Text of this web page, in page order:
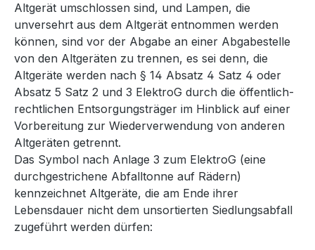
Altgerät umschlossen sind, und Lampen, die
unversehrt aus dem Altgerät entnommen werden
können, sind vor der Abgabe an einer Abgabestelle
von den Altgeräten zu trennen, es sei denn, die
Altgeräte werden nach § 14 Absatz 4 Satz 4 oder
Absatz 5 Satz 2 und 3 ElektroG durch die öffentlich-
rechtlichen Entsorgungsträger im Hinblick auf einer
Vorbereitung zur Wiederverwendung von anderen
Altgeräten getrennt.
Das Symbol nach Anlage 3 zum ElektroG (eine
durchgestrichene Abfalltonne auf Rädern)
kennzeichnet Altgeräte, die am Ende ihrer
Lebensdauer nicht dem unsortierten Siedlungsabfall
zugeführt werden dürfen: